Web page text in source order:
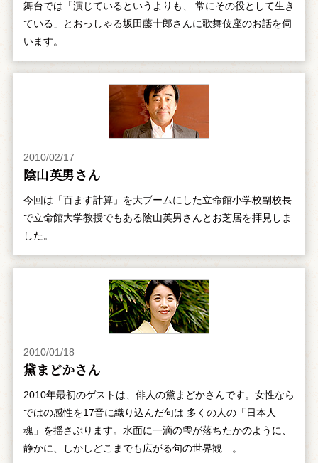
舞台では「演じているというよりも、 常にその役として生き
ている」とおっしゃる坂田藤十郎さんに歌舞伎座のお話を伺
います。
2010/02/17
陰山英男さん
今回は「百ます計算」を大ブームにした立命館小学校副校長
で立命館大学教授でもある陰山英男さんとお芝居を拝見しま
した。
2010/01/18
黛まどかさん
2010年最初のゲストは、俳人の黛まどかさんです。女性なら
ではの感性を17音に織り込んだ句は 多くの人の「日本人
魂」を揺さぶります。水面に一滴の雫が落ちたかのように、
静かに、しかしどこまでも広がる句の世界観―。